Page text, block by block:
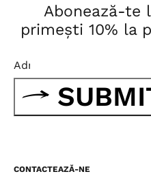
Abonează-te
primești 10% la
CONTACTEAZĂ-NE